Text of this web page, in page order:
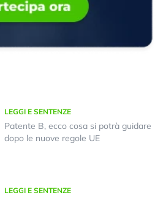
LEGGI E SENTENZE
Patente B, ecco cosa si potrà guidare
dopo le nuove regole UE
LEGGI E SENTENZE